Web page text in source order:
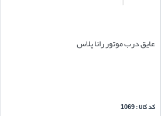
عایق درب موتور رانا پلاس
کد کالا : 1069